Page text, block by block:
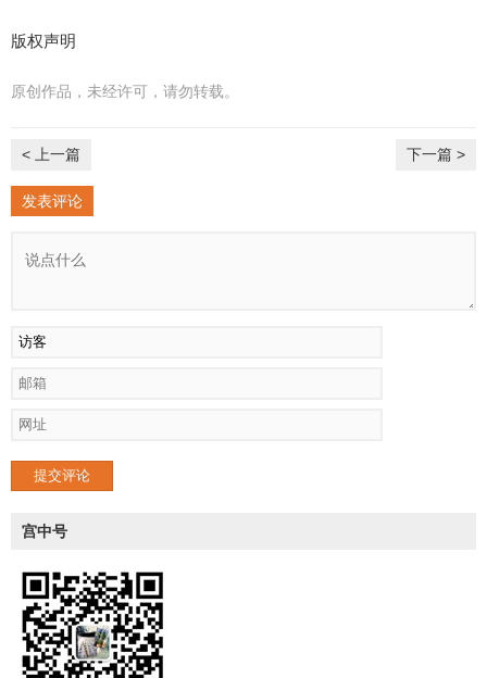
版权声明
原创作品，未经许可，请勿转载。
< 上一篇 下一篇 >
发表评论
提交评论
宫中号